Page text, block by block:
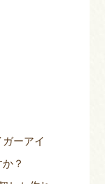
ーアイ
？